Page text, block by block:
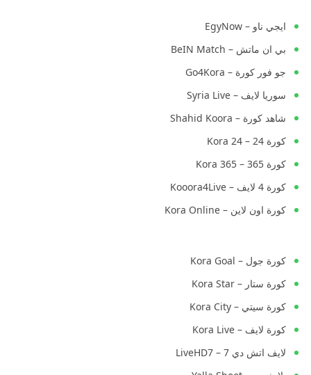
ايجي ناو – EgyNow
بي ان ماتش – BeIN Match
جو فور كورة – Go4Kora
سوريا لايف – Syria Live
شاهد كورة – Shahid Koora
كورة 24 – Kora 24
كورة 365 – Kora 365
كورة 4 لايف – Kooora4Live
كورة اون لاين – Kora Online
كورة جول – Kora Goal
كورة ستار – Kora Star
كورة سيتي – Kora City
كورة لايف – Kora Live
لايف اتش دي 7 – LiveHD7